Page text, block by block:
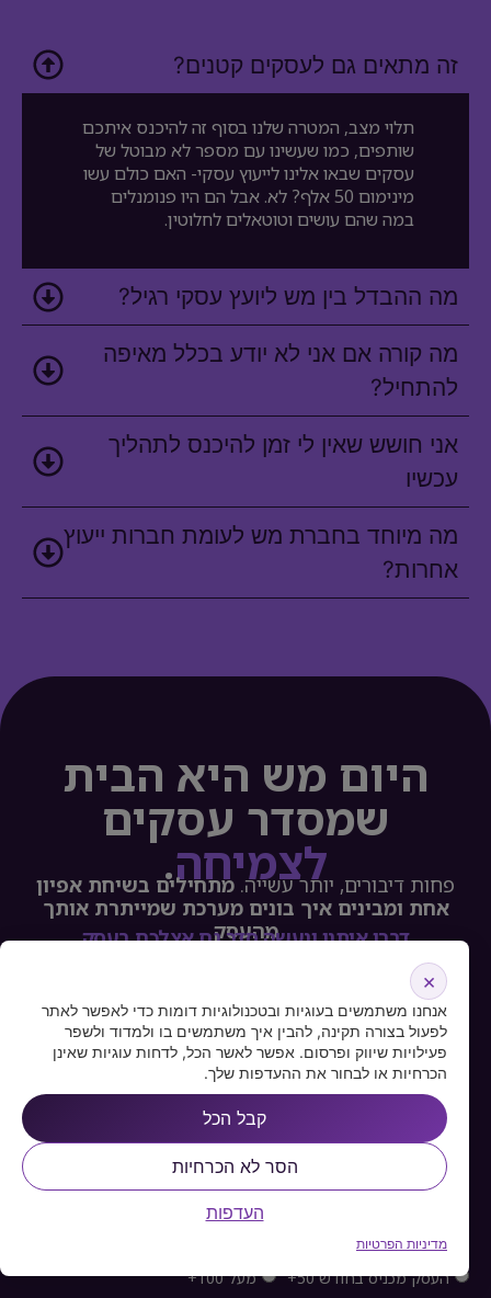
זה מתאים גם לעסקים קטנים?
תלוי מצב, המטרה שלנו בסוף זה להיכנס איתכם
שותפים, כמו שעשינו עם מספר לא מבוטל של
עסקים שבאו אלינו לייעוץ עסקי- האם כולם עשו
מינימום 50 אלף? לא. אבל הם היו פנומנלים
במה שהם עושים וטוטאלים לחלוטין.
מה ההבדל בין מש ליועץ עסקי רגיל?
מה קורה אם אני לא יודע בכלל מאיפה
להתחיל?
אני חושש שאין לי זמן להיכנס לתהליך
עכשיו
מה מיוחד בחברת מש לעומת חברות ייעוץ
אחרות?
היום מש היא הבית
שמסדר עסקים
לצמיחה. פחות דיבורים, יותר עשייה. מתחילים בשיחת אפיון
אחת ומבינים איך בונים מערכת שמייתרת אותך
מהעסק
דברו איתנו ונעשה סדר גם אצלכם בעסק
העסק מכניס בחודש מתחת ל50 אלף
העסק מכניס בחודש 50+
מעל 100+
×
אנחנו משתמשים בעוגיות ובטכנולוגיות דומות כדי לאפשר לאתר
לפעול בצורה תקינה, להבין איך משתמשים בו ולמדוד ולשפר
פעילויות שיווק ופרסום. אפשר לאשר הכל, לדחות עוגיות שאינן
הכרחיות או לבחור את ההעדפות שלך.
קבל הכל
הסר לא הכרחיות
העדפות
מדיניות הפרטיות